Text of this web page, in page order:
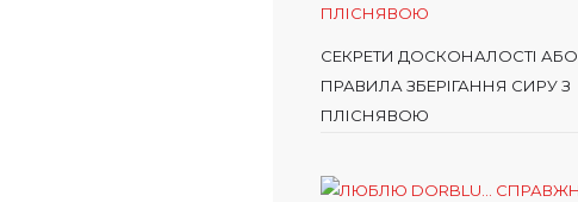
СЕКРЕТИ ДОСКОНАЛОСТІ АБО
ПРАВИЛА ЗБЕРІГАННЯ СИРУ З
ПЛІСНЯВОЮ